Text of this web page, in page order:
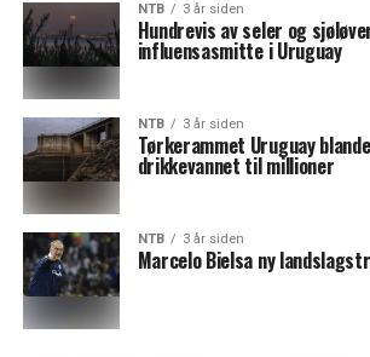
NTB 3 år siden
Hundrevis av seler og
influensasmitte i Uruguay
NTB 3 år siden
Tørkerammet Uruguay
drikkevannet til millioner
NTB 3 år siden
Marcelo Bielsa ny